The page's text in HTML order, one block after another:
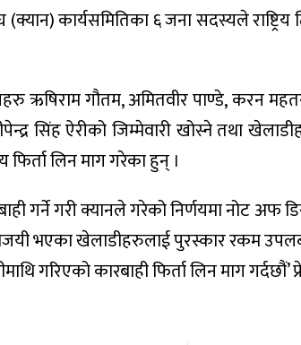
कार्यसमितिका ६ जना सदस्यले राष्ट्रिय
ऋषिराम गौतम, अमितवीर पाण्डे, करन
सिंह ऐरीको जिम्मेवारी खोस्ने तथा
फिर्ता लिन माग गरेका हुन् ।
गर्ने गरी क्यानले गरेको निर्णयमा नोट अफ
भएका खेलाडीहरुलाई पुरस्कार रकम
गरिएको कारबाही फिर्ता लिन माग